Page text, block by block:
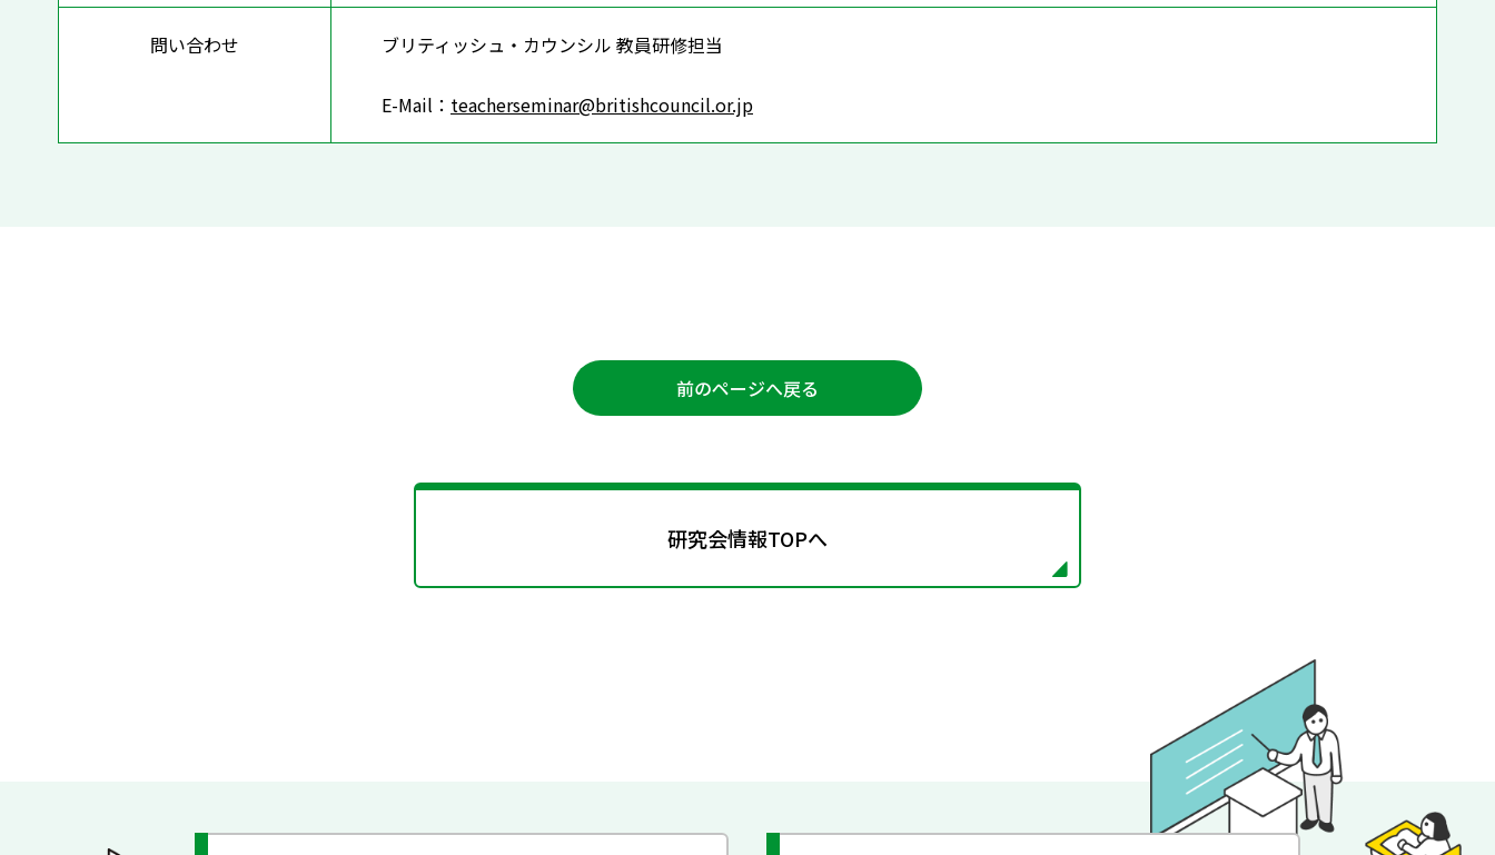
問い合わせ ブリティッシュ・カウンシル 教員研修担当
E-Mail： teacherseminar@britishcouncil.or.jp
前のページへ戻る
研究会情報TOPへ